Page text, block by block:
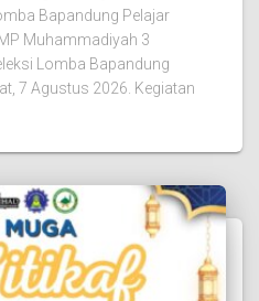
Bapandung Pelajar
Muhammadiyah 3
Lomba Bapandung
7 Agustus 2026. Kegiatan